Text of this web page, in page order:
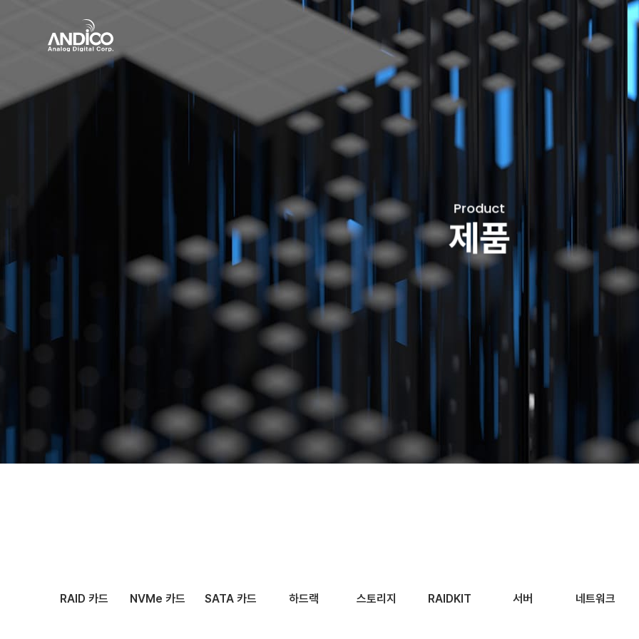
회사소개
Product
제품
RAID 카드 NVMe 카드 SATA 카드 하드랙 스토리지 RAIDKIT 서버 네트워크